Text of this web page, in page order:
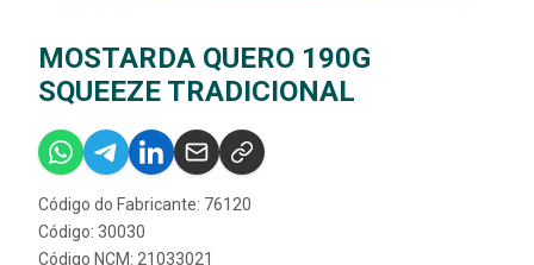
MOSTARDA QUERO 190G
SQUEEZE TRADICIONAL
Código do Fabricante: 76120
Código: 30030
Código NCM: 21033021